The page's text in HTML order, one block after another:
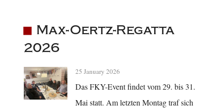
Max-Oertz-Regatta
2026
25 January 2026
Das FKY-Event findet vom 29. bis 31.
Mai statt. Am letzten Montag traf sich